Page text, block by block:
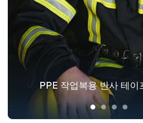
PPE 작업복용 반사 테이
패션 아웃도어 의류를 위한
루션
겉옷을 위한 야광 패브
산업 전반에 걸친 안전